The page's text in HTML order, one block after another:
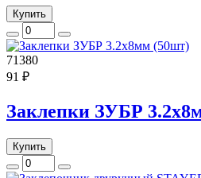
Купить
71380
91 ₽
Заклепки ЗУБР
Купить